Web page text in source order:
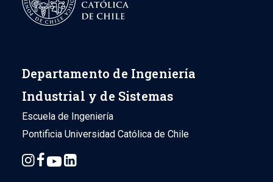
Departamento de Ingeniería
Industrial y de Sistemas
Escuela de Ingeniería
Pontificia Universidad Católica de Chile